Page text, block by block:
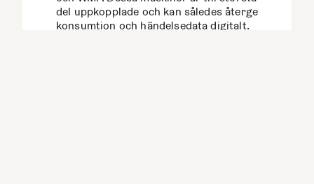
del uppkopplade och kan således återge
konsumtion och händelsedata digitalt.